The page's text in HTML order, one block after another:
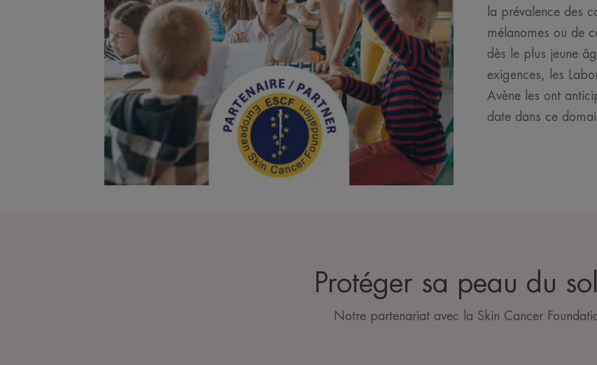
la prévalence des
mélanomes ou de
dès le plus jeune
exigences, les
Avène les ont
date dans ce
Protéger sa peau du
Notre partenariat avec la Skin Cancer